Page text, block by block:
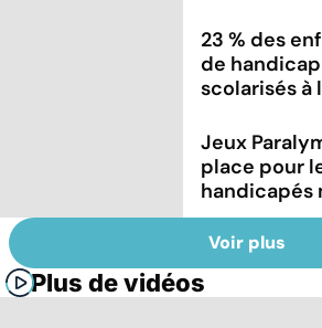
23 % des
de
scolarisés à
Jeux
place pour
handicapés
Voir plus
Plus de vidéos